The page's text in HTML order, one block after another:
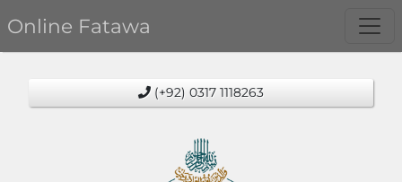
Online Fatawa
(+92) 0317 1118263